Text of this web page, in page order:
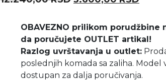
OBAVEZNO prilikom porudžbine
da poručujete OUTLET artikal!
Razlog uvrštavanja u outlet:
poslednjih komada sa zaliha. Model
dostupan za dalja poručivanja.